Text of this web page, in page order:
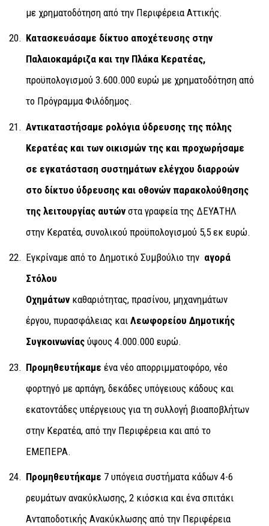
με χρηματοδότηση από την Περιφέρεια Αττικής.
Κατασκευάσαμε δίκτυο αποχέτευσης στην
Παλαιοκαμάριζα και την Πλάκα Κερατέας,
προϋπολογισμού 3.600.000 ευρώ με χρηματοδότηση από
το Πρόγραμμα Φιλόδημος.
Αντικαταστήσαμε ρολόγια ύδρευσης της πόλης
Κερατέας και των οικισμών της και προχωρήσαμε
σε εγκατάσταση συστημάτων ελέγχου διαρροών
στο δίκτυο ύδρευσης και οθονών παρακολούθησης
της λειτουργίας αυτών στα γραφεία της ΔΕΥΑΤΗΛ
στην Κερατέα, συνολικού προϋπολογισμού 5,5 εκ ευρώ.
Εγκρίναμε από το Δημοτικό Συμβούλιο την αγορά
Στόλου
Οχημάτων καθαριότητας, πρασίνου, μηχανημάτων
έργου, πυρασφάλειας και Λεωφορείου Δημοτικής
Συγκοινωνίας ύψους 4.000.000 ευρώ.
Προμηθευτήκαμε ένα νέο απορριμματοφόρο, νέο
φορτηγό με αρπάγη, δεκάδες υπόγειους κάδους και
εκατοντάδες υπέργειους για τη συλλογή βιοαποβλήτων
στην Κερατέα, από την Περιφέρεια και από το
ΕΜΕΠΕΡΑ.
Προμηθευτήκαμε 7 υπόγεια συστήματα κάδων 4-6
ρευμάτων ανακύκλωσης, 2 κιόσκια και ένα σπιτάκι
Ανταποδοτικής Ανακύκλωσης από την Περιφέρεια